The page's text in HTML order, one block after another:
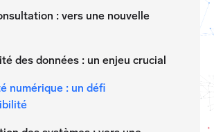
: vers une nouvelle
des données : un enjeu crucial
numérique : un défi